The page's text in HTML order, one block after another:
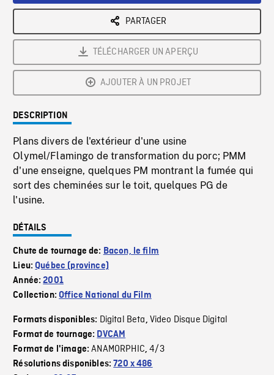
PARTAGER
TÉLÉCHARGER UN APERÇU
AJOUTER À UN PROJET
DESCRIPTION
Plans divers de l'extérieur d'une usine
Olymel/Flamingo de transformation du porc; PMM
d'une enseigne, quelques PM montrant la fumée qui
sort des cheminées sur le toit, quelques PG de
l'usine.
DÉTAILS
Chute de tournage de: Bacon, le film
Lieu:Québec (province)
Année:2001
Collection:Office National du Film
Formats disponibles: Digital Beta, Video Disque Digital
Format de tournage: DVCAM
Format de l'image:ANAMORPHIC,4/3
Résolutions disponibles:720 x 486